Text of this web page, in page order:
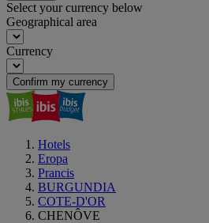
Select your currency below
Geographical area
Currency
Confirm my currency
Hotels
Eropa
Prancis
BURGUNDIA
COTE-D'OR
CHENÔVE